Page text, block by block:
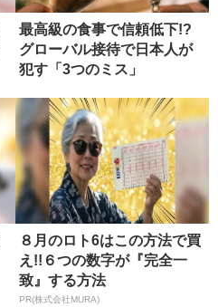
最高級の食事で信頼低下!?
グローバル接待で日本人が
犯す「3つのミス」
８月のロト6はこの方法で買
え!!６つの数字が『完全一
致』する方法
PR(株式会社MURA)